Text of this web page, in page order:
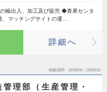
輸出入、加工及び販売 ◆青果センタ
マッチングサイトの運…
詳細へ
掲載期間 26/08/06～26/08/19
理部（生産管理・